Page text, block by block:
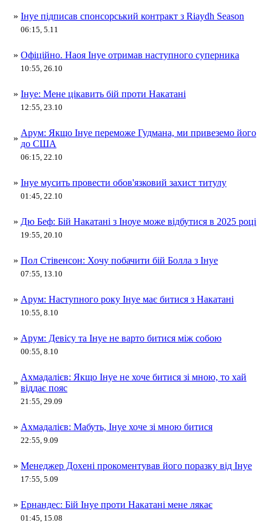
» Інуе підписав спонсорський контракт з Riaydh Season
06:15, 5.11
» Офіційно. Наоя Інуе отримав наступного суперника
10:55, 26.10
» Інуе: Мене цікавить бій проти Накатані
12:55, 23.10
»
Арум: Якщо Інуе переможе Гудмана, ми привеземо його
до США
06:15, 22.10
» Інуе мусить провести обов'язковий захист титулу
01:45, 22.10
» Дю Беф: Бій Накатані з Іноуе може відбутися в 2025 році
19:55, 20.10
» Пол Стівенсон: Хочу побачити бій Болла з Інуе
07:55, 13.10
» Арум: Наступного року Інуе має битися з Накатані
10:55, 8.10
» Арум: Девісу та Інуе не варто битися між собою
00:55, 8.10
»
Ахмадалієв: Якщо Інуе не хоче битися зі мною, то хай
віддає пояс
21:55, 29.09
» Ахмадалієв: Мабуть, Інуе хоче зі мною битися
22:55, 9.09
» Менеджер Дохені прокоментував його поразку від Інуе
17:55, 5.09
» Ернандес: Бій Інуе проти Накатані мене лякає
01:45, 15.08